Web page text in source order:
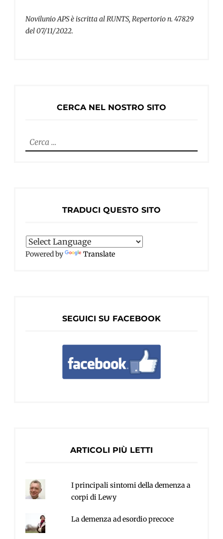
Novilunio APS è iscritta al RUNTS, Repertorio n. 47829
del 07/11/2022.
CERCA NEL NOSTRO SITO
Ricerca
per:
TRADUCI QUESTO SITO
Powered by Translate
SEGUICI SU FACEBOOK
ARTICOLI PIÙ LETTI
I principali sintomi della demenza a
corpi di Lewy
La demenza ad esordio precoce